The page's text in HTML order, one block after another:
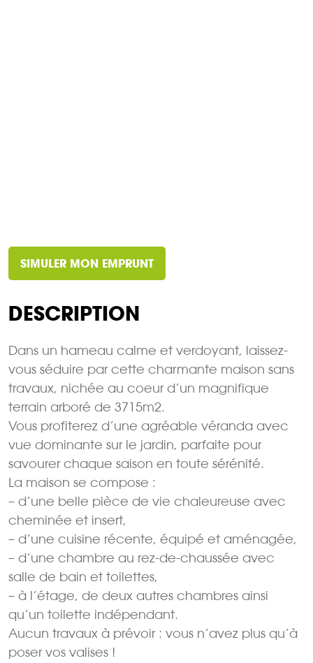
SIMULER MON EMPRUNT
DESCRIPTION
Dans un hameau calme et verdoyant, laissez-
vous séduire par cette charmante maison sans
travaux, nichée au coeur d’un magnifique
terrain arboré de 3715m2.
Vous profiterez d’une agréable véranda avec
vue dominante sur le jardin, parfaite pour
savourer chaque saison en toute sérénité.
La maison se compose :
– d’une belle pièce de vie chaleureuse avec
cheminée et insert,
– d’une cuisine récente, équipé et aménagée,
– d’une chambre au rez-de-chaussée avec
salle de bain et toilettes,
– à l’étage, de deux autres chambres ainsi
qu’un toilette indépendant.
Aucun travaux à prévoir : vous n’avez plus qu’à
poser vos valises !